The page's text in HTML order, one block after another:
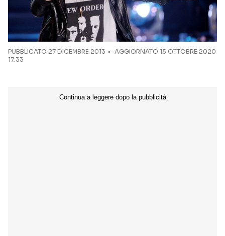
PUBBLICATO 27 DICEMBRE 2013
AGGIORNATO 15 OTTOBRE 2020
17:33